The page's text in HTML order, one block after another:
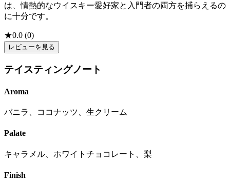
は、情熱的なウイスキー愛好家と入門者の両方を捕らえるの
に十分です。
★0.0 (0)
レビューを見る
テイスティングノート
Aroma
バニラ、ココナッツ、生クリーム
Palate
キャラメル、ホワイトチョコレート、梨
Finish